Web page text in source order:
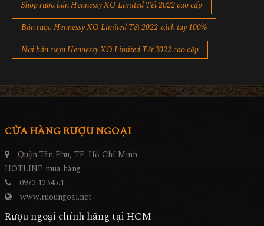
Shop rượu bán Hennessy XO Limited Tết 2022 cao cấp
Bán rượu Hennessy XO Limited Tết 2022 xách tay 100%
Nơi bán rượu Hennessy XO Limited Tết 2022 cao cấp
CỬA HÀNG RƯỢU NGOẠI
Quận Tân Phú, TP. Hồ Chí Minh
HOTLINE mua hàng
0972.12345.1
www.ruoungoai.net
Rượu ngoại chính hãng tại HCM